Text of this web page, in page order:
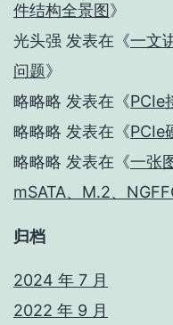
件结构全景图》
光头强 发表在《一文
问题》
略略略 发表在《PCIe
略略略 发表在《PCIe
略略略 发表在《一张
mSATA、M.2、
归档
2024 年 7 月
2022 年 9 月